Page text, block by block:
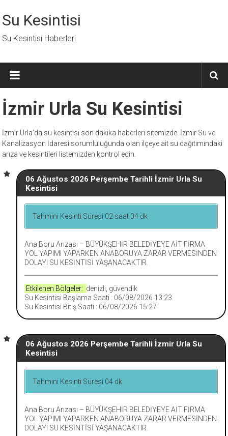
geç
Su Kesintisi
Su Kesintisi Haberleri
İzmir Urla Su Kesintisi
İzmir Urla’da su kesintisi son dakika haberleri sitemizde. İzmir Su ve
Kanalizasyon İdaresi sorumluluğunda olan ilçeye ait su dağıtımındaki
arıza ve kesintileri listemizden kontrol edin.
06 Ağustos 2026 Perşembe Tarihli İzmir Urla Su
Kesintisi
Tahmini Kesinti Süresi 02 saat 04 dk
Ana Boru Arızası – BÜYÜKŞEHİR BELEDİYEYE AİT FİRMA
YOL YAPIMI YAPARKEN ANABORUYA ZARAR VERMESİNDEN
DOLAYI SU KESİNTİSİ YAŞANACAKTIR.
Etkilenen Bölgeler: denizli, güvendik
Su Kesintisi Başlama Saati : 06/08/2026 13:23
Su Kesintisi Bitiş Saati : 06/08/2026 15:27
06 Ağustos 2026 Perşembe Tarihli İzmir Urla Su
Kesintisi
Tahmini Kesinti Süresi 04 dk
Ana Boru Arızası – BÜYÜKŞEHİR BELEDİYEYE AİT FİRMA
YOL YAPIMI YAPARKEN ANABORUYA ZARAR VERMESİNDEN
DOLAYI SU KESİNTİSİ YAŞANACAKTIR.